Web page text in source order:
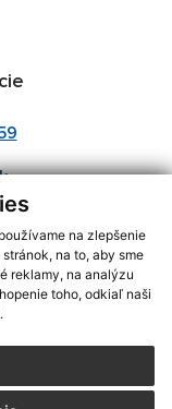
na zlepšenie
na to, aby sme
reklamy, na analýzu
toho, odkiaľ naši
s využitím RSS
stránok,web portál
registrácia domény